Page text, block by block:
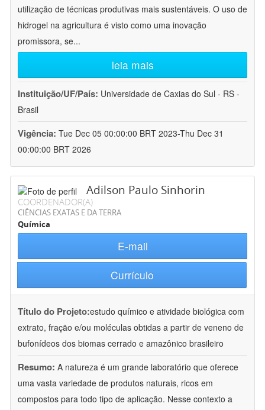
utilização de técnicas produtivas mais sustentáveis. O uso de
hidrogel na agricultura é visto como uma inovação
promissora, se...
leia mais
Instituição/UF/País: Universidade de Caxias do Sul - RS -
Brasil
Vigência: Tue Dec 05 00:00:00 BRT 2023-Thu Dec 31
00:00:00 BRT 2026
Adilson Paulo Sinhorin
COORDENADOR(A)
CIÊNCIAS EXATAS E DA TERRA
Química
E-mail
Currículo
Título do Projeto:estudo químico e atividade biológica com
extrato, fração e/ou moléculas obtidas a partir de veneno de
bufonídeos dos biomas cerrado e amazônico brasileiro
Resumo: A natureza é um grande laboratório que oferece
uma vasta variedade de produtos naturais, ricos em
compostos para todo tipo de aplicação. Nesse contexto a